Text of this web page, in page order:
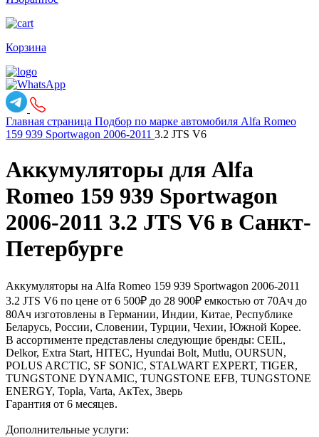
Корзина
Главная страница Подбор по марке автомобиля Alfa Romeo
159 939 Sportwagon 2006-2011 3.2 JTS V6
Аккумуляторы для Alfa
Romeo 159 939 Sportwagon
2006-2011 3.2 JTS V6 в Санкт-
Петербурге
Аккумуляторы на Alfa Romeo 159 939 Sportwagon 2006-2011
3.2 JTS V6 по цене от 6 500₽ до 28 900₽ емкостью от 70Ач до
80Ач изготовлены в Германии, Индии, Китае, Республике
Беларусь, России, Словении, Турции, Чехии, Южной Корее.
В ассортименте представлены следующие бренды: CEIL,
Delkor, Extra Start, HITEC, Hyundai Bolt, Mutlu, OURSUN,
POLUS ARCTIC, SF SONIC, STALWART EXPERT, TIGER,
TUNGSTONE DYNAMIC, TUNGSTONE EFB, TUNGSTONE
ENERGY, Topla, Varta, АкТех, Зверь
Гарантия от 6 месяцев.
Дополнительные услуги: